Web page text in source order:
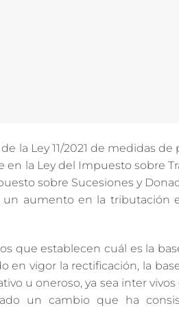
la Ley 11/2021 de medidas
la Ley del Impuesto sobre
sobre Sucesiones y
aumento en la tributación
que establecen cuál es la
en vigor la rectificación, la
u oneroso, ya sea inter
un cambio que ha